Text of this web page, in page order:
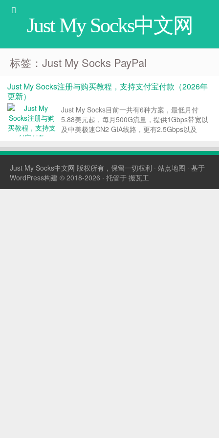
Just My Socks中文网
标签：Just My Socks PayPal
Just My Socks注册与购买教程，支持支付宝付款（2026年
更新）
Just My Socks目前一共有6种方案，最低月付
5.88美元起，每月500G流量，提供1Gbps带宽以
及中美极速CN2 GIA线路，更有2.5Gbps以及
宝付款，提供终身优惠码，本文是关于Just My
Just My Socks中文网 版权所有，保留一切权利 · 站点地图 · 基于
WordPress构建 © 2018-2026 · 托管于 搬瓦工